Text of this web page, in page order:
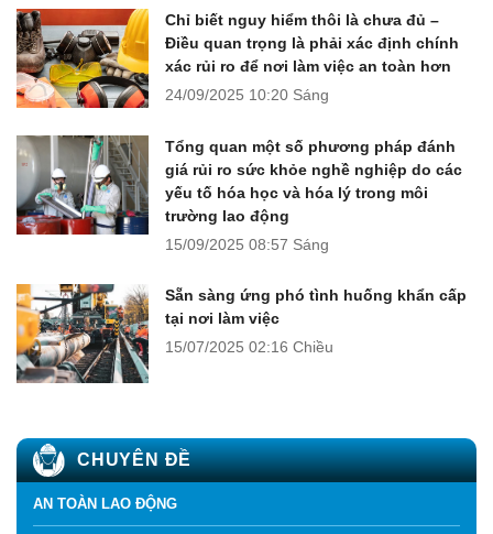
Chỉ biết nguy hiểm thôi là chưa đủ –
Điều quan trọng là phải xác định chính
xác rủi ro để nơi làm việc an toàn hơn
24/09/2025 10:20 Sáng
Tổng quan một số phương pháp đánh
giá rủi ro sức khỏe nghề nghiệp do các
yếu tố hóa học và hóa lý trong môi
trường lao động
15/09/2025 08:57 Sáng
Sẵn sàng ứng phó tình huống khẩn cấp
tại nơi làm việc
15/07/2025 02:16 Chiều
CHUYÊN ĐỀ
AN TOÀN LAO ĐỘNG